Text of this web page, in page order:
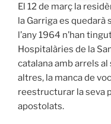
El 12 de març la
la Garriga es quedarà
l’any 1964 n’han
Hospitalàries de la
catalana amb arrels
altres, la manca de
reestructurar la seva
apostolats.